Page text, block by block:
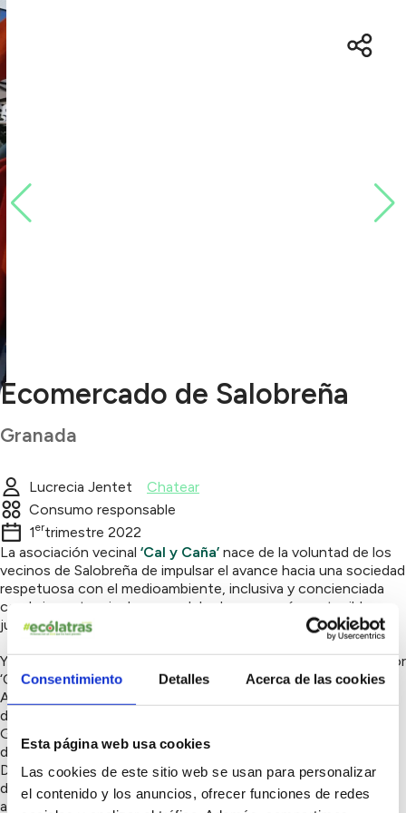
Consentimiento Detalles Acerca de las cookies
Esta página web usa cookies
Las cookies de este sitio web se usan para personalizar
el contenido y los anuncios, ofrecer funciones de redes
Ecomercado de Salobreña
Granada
Lucrecia Jentet
Chatear
Consumo responsable
1ertrimestre 2022
La asociación vecinal ‘Cal y Caña’ nace de la voluntad de los
vecinos de Salobreña de impulsar el avance hacia una sociedad
respetuosa con el medioambiente, inclusiva y concienciada
con la importancia de un modelo de economía sostenible,
justo y ético.
Y en esta línea, se lleva a cabo el ‘Ecomercado’, organizado por
‘Cal y Caña’, junto con la colaboración de la Red
Agroecológica de Granada (RAG), se celebra el segundo
domingo de cada mes, en la Plaza de las Rosas, en Salobreña,
Granada. Este pretende dar visibilidad y acercar a los vecinos
de Salobreña la producción ecológica local y de cercanía.
Dando así, también, la oportunidad a productores y artesanos
de la zona de dar a conocer sus productos; así como a
asociaciones dedicadas al ámbito social o medioambiental, de